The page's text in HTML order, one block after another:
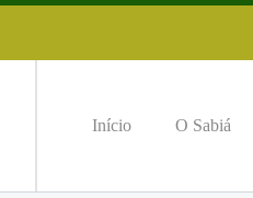
Início O Sabiá